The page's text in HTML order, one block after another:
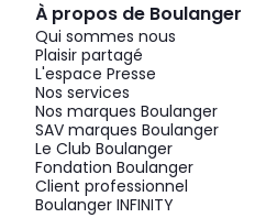
À propos de Boulanger
Qui sommes nous
Plaisir partagé
L'espace Presse
Nos services
Nos marques Boulanger
SAV marques Boulanger
Le Club Boulanger
Fondation Boulanger
Client professionnel
Boulanger INFINITY